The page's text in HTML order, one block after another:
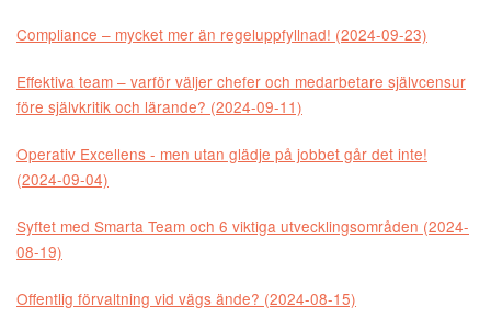
Compliance – mycket mer än regeluppfyllnad! (2024-09-23)
Effektiva team – varför väljer chefer och medarbetare självcensur
före självkritik och lärande? (2024-09-11)
Operativ Excellens - men utan glädje på jobbet går det inte!
(2024-09-04)
Syftet med Smarta Team och 6 viktiga utvecklingsområden (2024-
08-19)
Offentlig förvaltning vid vägs ände? (2024-08-15)